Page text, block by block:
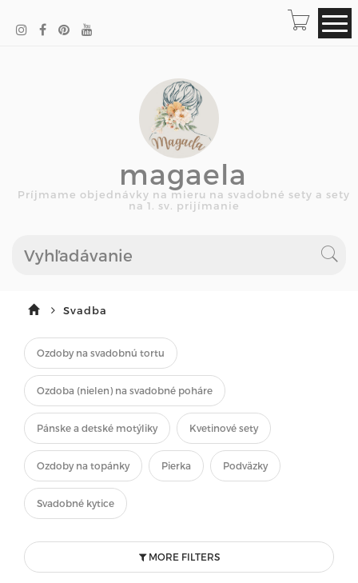
magaela
Príjmame objednávky na mieru na svadobné sety a sety
na 1. sv. prijímanie
Svadba
Ozdoby na svadobnú tortu
Ozdoba (nielen) na svadobné poháre
Pánske a detské motýliky Kvetinové sety
Ozdoby na topánky Pierka Podväzky
Svadobné kytice
MORE FILTERS